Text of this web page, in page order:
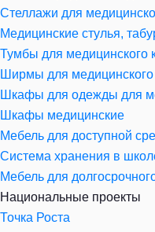
Стеллажи для
Медицинские стулья,
Тумбы для медицинского
Ширмы для медицинского
Шкафы для одежды для
Шкафы медицинские
Мебель для доступной
Система хранения в
Мебель для
Национальные проекты
Точка Роста